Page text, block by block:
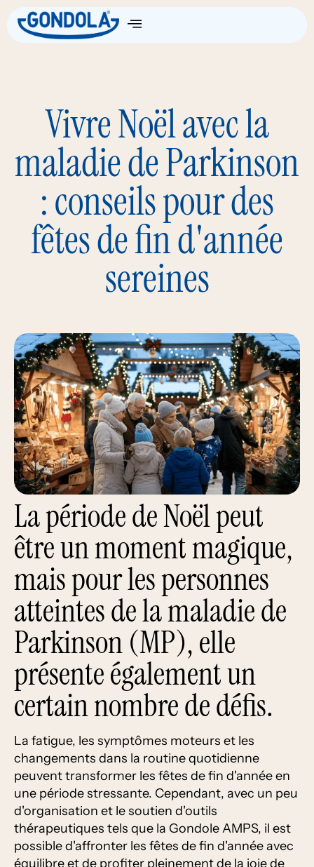
Vivre Noël avec la
maladie de Parkinson
: conseils pour des
fêtes de fin d'année
sereines
La période de Noël peut
être un moment magique,
mais pour les personnes
atteintes de la maladie de
Parkinson (MP), elle
présente également un
certain nombre de défis.
La fatigue, les symptômes moteurs et les
changements dans la routine quotidienne
peuvent transformer les fêtes de fin d'année en
une période stressante. Cependant, avec un peu
d'organisation et le soutien d'outils
thérapeutiques tels que la Gondole AMPS, il est
possible d'affronter les fêtes de fin d'année avec
équilibre et de profiter pleinement de la joie de